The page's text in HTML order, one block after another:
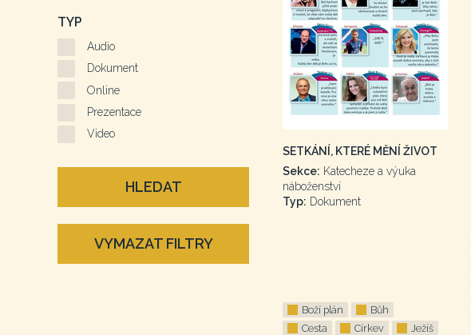
SETKÁNÍ, KTERÉ MĚNÍ ŽIVOT
Sekce: Katecheze a výuka
náboženství
Typ: Dokument
Boží plán
Bůh
Cesta
Církev
Ježíš
TYP
Audio
Dokument
Online
Prezentace
Video
HLEDAT
VYMAZAT FILTRY